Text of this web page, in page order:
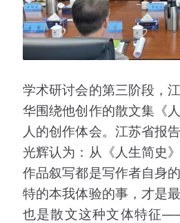
学术研讨会的第三阶段，
华围绕他创作的散文集《
人的创作体会。江苏省报
光辉认为：从《人生简史
作品叙写都是写作者自身
特的本我体验的事，才是
也是散文这种文体特征